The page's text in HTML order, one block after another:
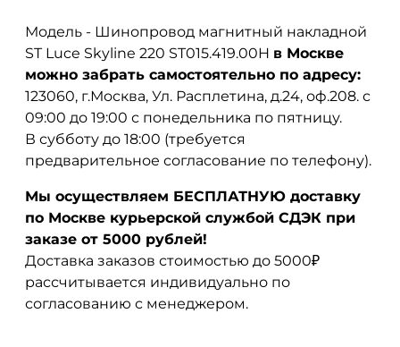
Модель - Шинопровод магнитный накладной
ST Luce Skyline 220 ST015.419.00H в Москве
можно забрать самостоятельно по адресу:
123060, г.Москва, Ул. Расплетина, д.24, оф.208. с
09:00 до 19:00 с понедельника по пятницу.
В субботу до 18:00 (требуется
предварительное согласование по телефону).
Мы осуществляем БЕСПЛАТНУЮ доставку
по Москве курьерской службой СДЭК при
заказе от 5000 рублей!
Доставка заказов стоимостью до 5000₽
рассчитывается индивидуально по
согласованию с менеджером.